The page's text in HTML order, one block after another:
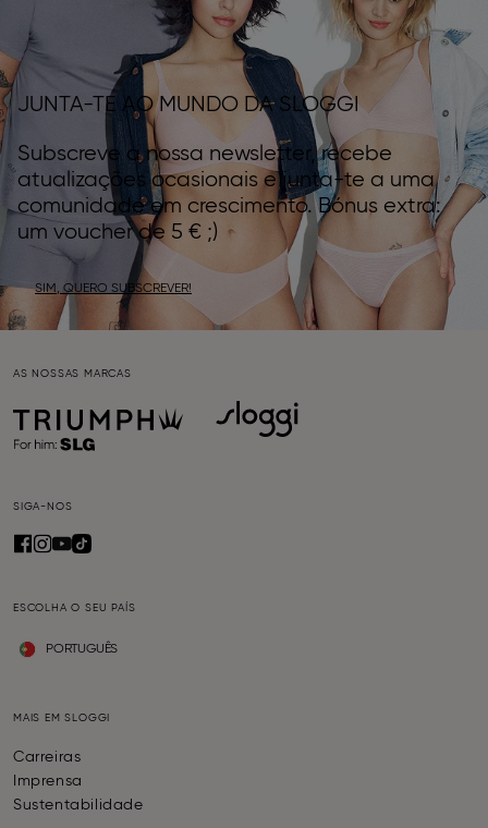
JUNTA-TE AO MUNDO DA SLOGGI
Subscreve a nossa newsletter, recebe
atualizações ocasionais e junta-te a uma
comunidade em crescimento. Bónus extra:
um voucher de 5 € ;)
SIM, QUERO SUBSCREVER!
AS NOSSAS MARCAS
SIGA-NOS
ESCOLHA O SEU PAÍS
PORTUGUÊS
MAIS EM SLOGGI
Carreiras
Imprensa
Sustentabilidade